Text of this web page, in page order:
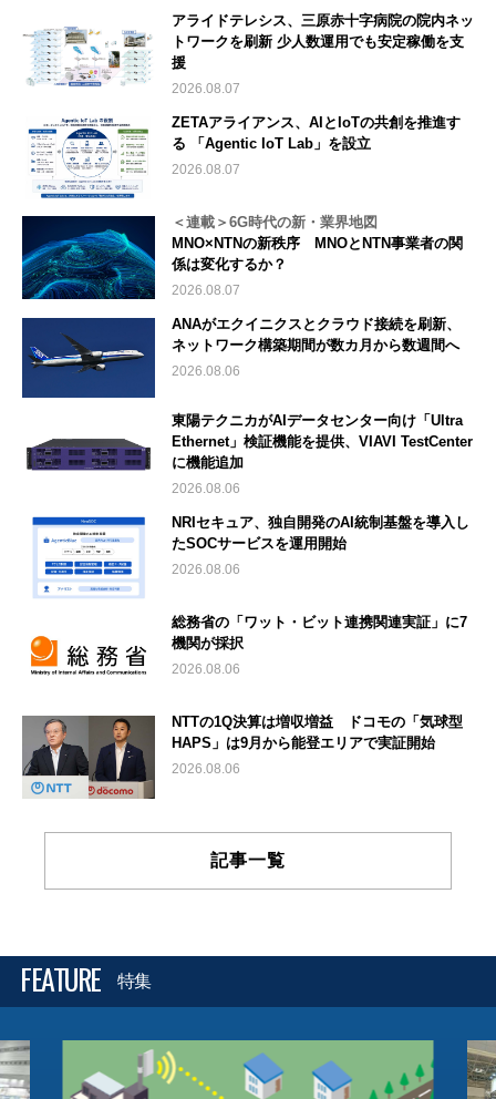
アライドテレシス、三原赤十字病院の院内ネッ
トワークを刷新 少人数運用でも安定稼働を支
援
2026.08.07
ZETAアライアンス、AIとIoTの共創を推進す
る 「Agentic IoT Lab」を設立
2026.08.07
＜連載＞6G時代の新・業界地図
MNO×NTNの新秩序 MNOとNTN事業者の関
係は変化するか？
2026.08.07
ANAがエクイニクスとクラウド接続を刷新、
ネットワーク構築期間が数カ月から数週間へ
2026.08.06
東陽テクニカがAIデータセンター向け「Ultra
Ethernet」検証機能を提供、VIAVI TestCenter
に機能追加
2026.08.06
NRIセキュア、独自開発のAI統制基盤を導入し
たSOCサービスを運用開始
2026.08.06
総務省の「ワット・ビット連携関連実証」に7
機関が採択
2026.08.06
NTTの1Q決算は増収増益 ドコモの「気球型
HAPS」は9月から能登エリアで実証開始
2026.08.06
記事一覧
FEATURE 特集